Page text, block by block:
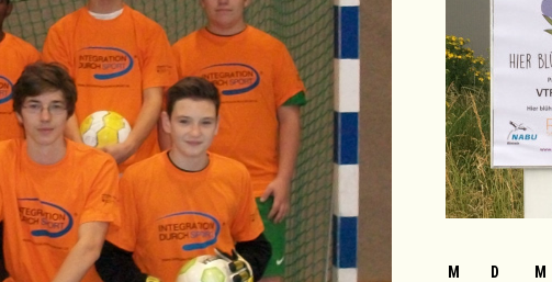
M
D M